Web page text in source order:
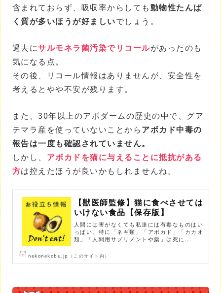
含まれておらず、吸収率からしても動物性たんぱ
く質が多いほうが好ましいでしょう。
過去にサルモネラ菌汚染でリコールがあったのも
気になる点。
その後、リコール情報はありませんが、安全性を
考えるとやや不安が残ります。
また、30年以上のアボダームの歴史の中で、グア
テマラ産を使っていないことからアボカド中毒の
報告は一度も確認されていません。
しかし、 アボカドを猫に与えることに抵抗がある
方は控えたほうが良いかもしれませんね。
【獣医師監修】猫に食べさせては
いけない食品【保存版】
人間には害がなくても私達には有毒なものはい
っぱい。特に「ネギ類」「アボカド」「カカオ
類」「人間用サプリメントや薬」は死に...
nekonekobu.jp（このサイト内）